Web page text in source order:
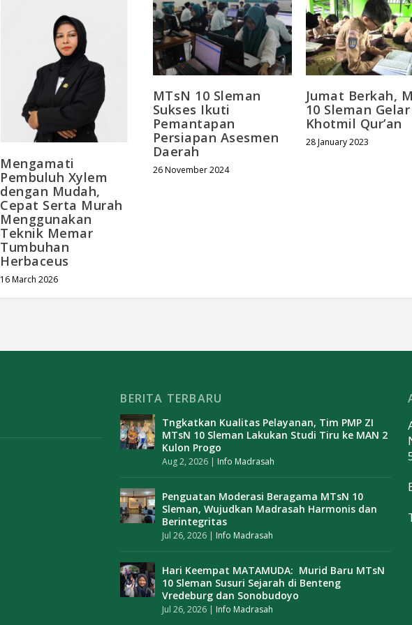
Mengamati
Pembuluh Xylem
dengan Mudah,
Cepat Serta Murah
Menggunakan
Teknik Memar
Tumbuhan
Herbaceus
16 March 2026
MTsN 10 Sleman
Sukses Ikuti
Pemantapan
Persiapan Asesmen
Daerah
26 November 2024
Jumat Berkah,
10 Sleman Gelar
Khotmil Qur’an
28 January 2023
BERITA TERBARU
Tngkatkan Kualitas Pelayanan, Tim PMP ZI
MTsN 10 Sleman Lakukan Studi Tiru ke MAN 2
Kulon Progo
Aug 2, 2026 | Info Madrasah
Penguatan Moderasi Beragama MTsN 10
Sleman, Wujudkan Madrasah Harmonis dan
Berintegritas
Jul 26, 2026 | Info Madrasah
Hari Keempat MATAMUDA: Murid Baru MTsN
10 Sleman Susuri Sejarah di Benteng
Vredeburg dan Sonobudoyo
Jul 26, 2026 | Info Madrasah